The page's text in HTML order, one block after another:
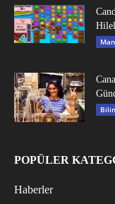
POPÜLER
Haberler